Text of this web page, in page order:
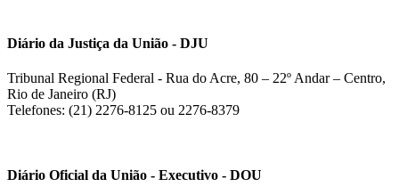
Diário da Justiça da União - DJU
Tribunal Regional Federal - Rua do Acre, 80 – 22º Andar – Centro,
Rio de Janeiro (RJ)
Telefones: (21) 2276-8125 ou 2276-8379
Diário Oficial da União - Executivo - DOU